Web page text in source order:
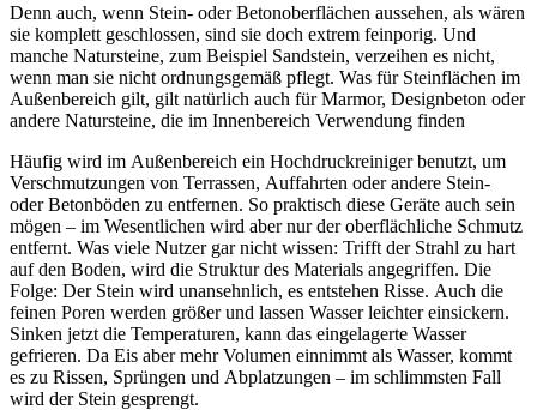
Denn auch, wenn Stein- oder Betonoberflächen aussehen, als wären
sie komplett geschlossen, sind sie doch extrem feinporig. Und
manche Natursteine, zum Beispiel Sandstein, verzeihen es nicht,
wenn man sie nicht ordnungsgemäß pflegt. Was für Steinflächen im
Außenbereich gilt, gilt natürlich auch für Marmor, Designbeton oder
andere Natursteine, die im Innenbereich Verwendung finden
Häufig wird im Außenbereich ein Hochdruckreiniger benutzt, um
Verschmutzungen von Terrassen, Auffahrten oder andere Stein-
oder Betonböden zu entfernen. So praktisch diese Geräte auch sein
mögen – im Wesentlichen wird aber nur der oberflächliche Schmutz
entfernt. Was viele Nutzer gar nicht wissen: Trifft der Strahl zu hart
auf den Boden, wird die Struktur des Materials angegriffen. Die
Folge: Der Stein wird unansehnlich, es entstehen Risse. Auch die
feinen Poren werden größer und lassen Wasser leichter einsickern.
Sinken jetzt die Temperaturen, kann das eingelagerte Wasser
gefrieren. Da Eis aber mehr Volumen einnimmt als Wasser, kommt
es zu Rissen, Sprüngen und Abplatzungen – im schlimmsten Fall
wird der Stein gesprengt.